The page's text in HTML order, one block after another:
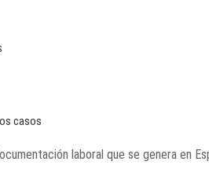
casos
laboral que se genera en